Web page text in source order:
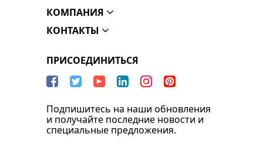
КОМПАНИЯ
КОНТАКТЫ
ПРИСОЕДИНИТЬСЯ
Подпишитесь на наши обновления
и получайте последние новости и
специальные предложения.